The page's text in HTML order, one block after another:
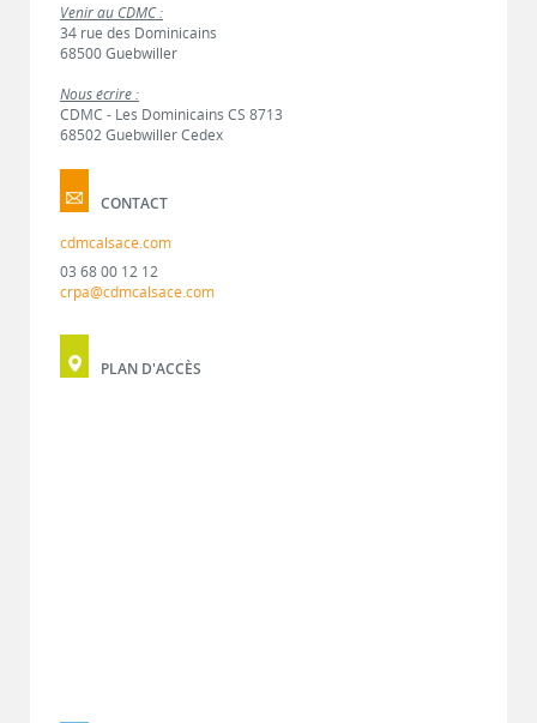
Venir au CDMC :
34 rue des Dominicains
68500 Guebwiller
Nous écrire :
CDMC - Les Dominicains CS 8713
68502 Guebwiller Cedex
CONTACT
cdmcalsace.com
03 68 00 12 12
crpa@cdmcalsace.com
PLAN D'ACCÈS